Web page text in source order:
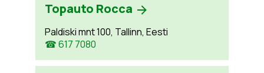
Topauto Rocca
Paldiski mnt 100, Tallinn, Eesti
☎ 617 7080